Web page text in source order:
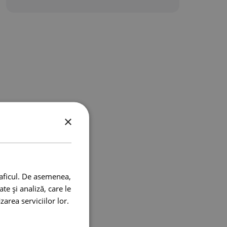
×
De asemenea,
și analiză, care le
serviciilor lor.